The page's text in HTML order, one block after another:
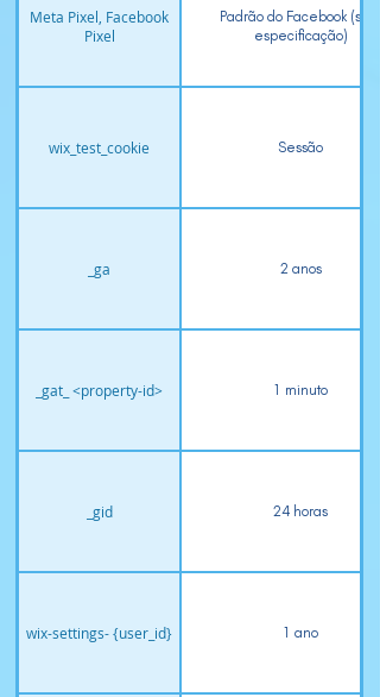
Meta Pixel, Facebook
Pixel
Padrão do Facebook (sem
especificação)
wix_test_cookie Sessão
_ga 2 anos
_gat_ <property-id> 1 minuto
_gid 24 horas
wix-settings- {user_id} 1 ano